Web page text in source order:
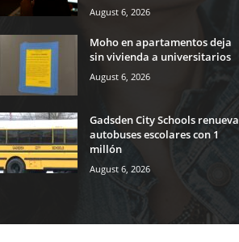
August 6, 2026
Moho en apartamentos deja
sin vivienda a universitarios
August 6, 2026
Gadsden City Schools renueva
autobuses escolares con 1
millón
August 6, 2026